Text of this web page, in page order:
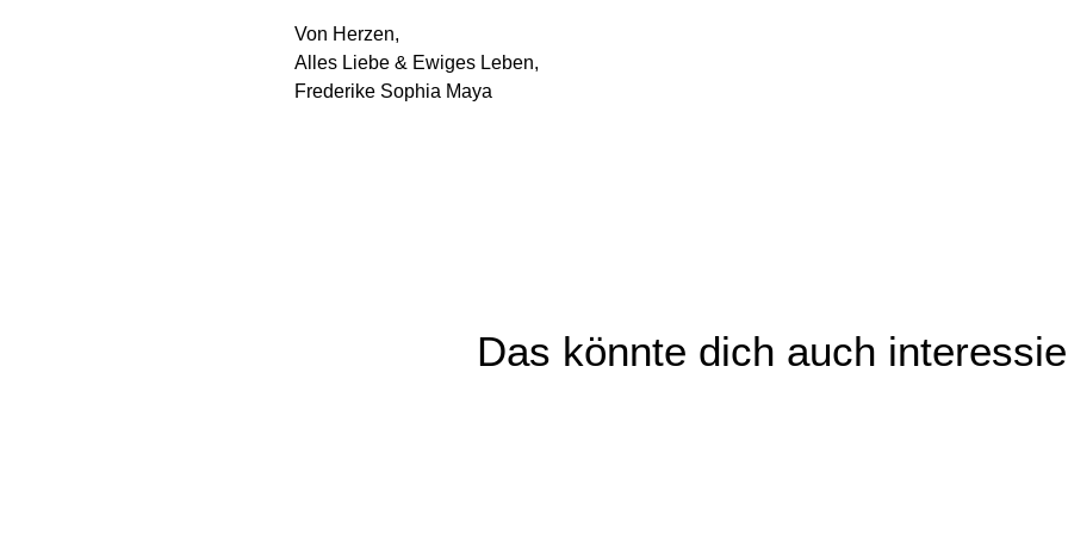
Von Herzen,
Alles Liebe & Ewiges Leben,
Frederike Sophia Maya
Das könnte dich auch